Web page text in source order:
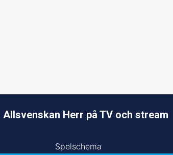
Allsvenskan Herr på TV och stream
Spelschema